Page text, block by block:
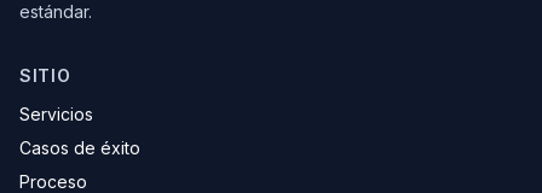
estándar.
SITIO
Servicios
Casos de éxito
Proceso